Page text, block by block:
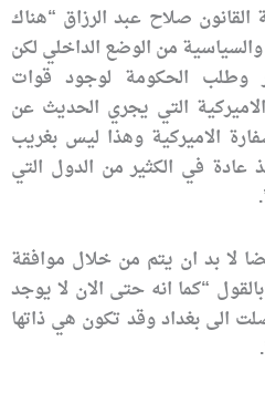
صلاح عبد الرزاق “هناك
من الوضع الداخلي لكن
وطلب الحكومة لوجود قوات
التي يجري الحديث عن
الاميركية وهذا ليس بغريب
في الكثير من الدول التي
لا بد ان يتم من خلال موافقة
“كما انه حتى الان لا يوجد
الى بغداد وقد تكون هي ذاتها